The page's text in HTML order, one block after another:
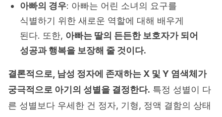
아빠의 경우: 아빠는 어린 소녀의 요구를
식별하기 위한 새로운 역할에 대해 배우게
된다. 또한, 아빠는 딸의 든든한 보호자가 되어
성공과 행복을 보장해 줄 것이다.
결론적으로, 남성 정자에 존재하는 X 및 Y 염색체가
궁극적으로 아기의 성별을 결정한다. 특정 성별이 다
른 성별보다 우세한 건 정자, 기형, 정액 결함의 상태